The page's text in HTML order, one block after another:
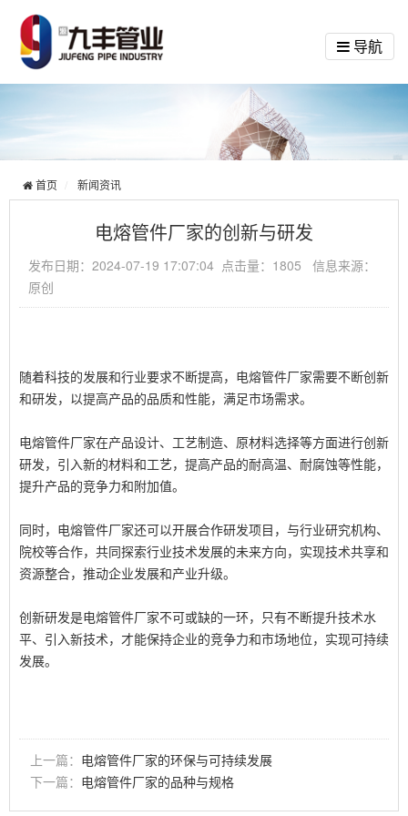
导航
首页 新闻资讯
电熔管件厂家的创新与研发
发布日期：2024-07-19 17:07:04 点击量：1805 信息来源：
原创
随着科技的发展和行业要求不断提高，电熔管件厂家需要不断创新
和研发，以提高产品的品质和性能，满足市场需求。
电熔管件厂家在产品设计、工艺制造、原材料选择等方面进行创新
研发，引入新的材料和工艺，提高产品的耐高温、耐腐蚀等性能，
提升产品的竞争力和附加值。
同时，电熔管件厂家还可以开展合作研发项目，与行业研究机构、
院校等合作，共同探索行业技术发展的未来方向，实现技术共享和
资源整合，推动企业发展和产业升级。
创新研发是电熔管件厂家不可或缺的一环，只有不断提升技术水
平、引入新技术，才能保持企业的竞争力和市场地位，实现可持续
发展。
上一篇： 电熔管件厂家的环保与可持续发展
下一篇： 电熔管件厂家的品种与规格